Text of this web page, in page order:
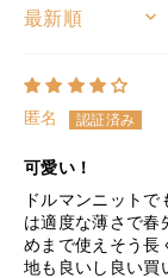
SORT BY
匿名
可愛い！
ドルマンニット
は適度な薄さで春
めまで使えそう長
地も良いし良い買